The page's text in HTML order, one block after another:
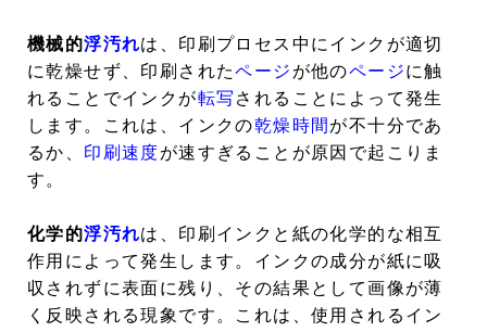
機械的浮汚れは、印刷プロセス中にインクが適切
に乾燥せず、印刷されたページ が他のページに触
れることでインクが転写 されることによって発生
します。これは、インクの乾燥時間 が不十分であ
るか、 印刷速度が速すぎることが原因で起こりま
す。
化学的浮汚れは、印刷インクと紙の化学的な相互
作用によって発生します。インクの成分が紙に吸
収されずに表面に残り、その結果として画像が薄
く反映される現象です。これは、使用されるイン